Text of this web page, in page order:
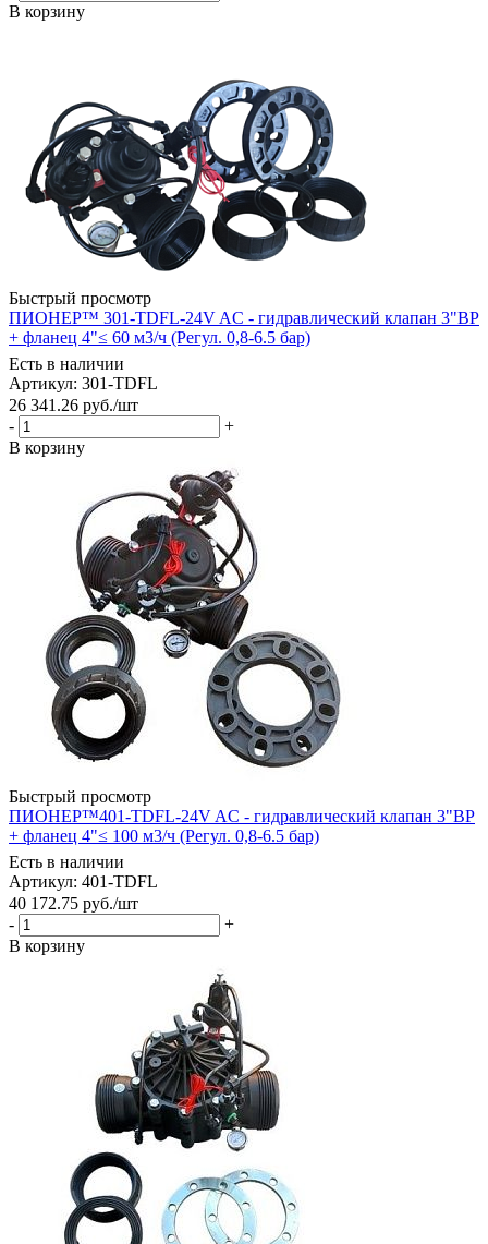
В корзину
Быстрый просмотр
ПИОНЕР™ 301-TDFL-24V AC - гидравлический клапан 3"ВР
+ фланец 4"≤ 60 м3/ч (Регул. 0,8-6.5 бар)
Есть в наличии
Артикул: 301-TDFL
26 341.26 руб./шт
-
+
В корзину
Быстрый просмотр
ПИОНЕР™401-TDFL-24V AC - гидравлический клапан 3"ВР
+ фланец 4"≤ 100 м3/ч (Регул. 0,8-6.5 бар)
Есть в наличии
Артикул: 401-TDFL
40 172.75 руб./шт
-
+
В корзину